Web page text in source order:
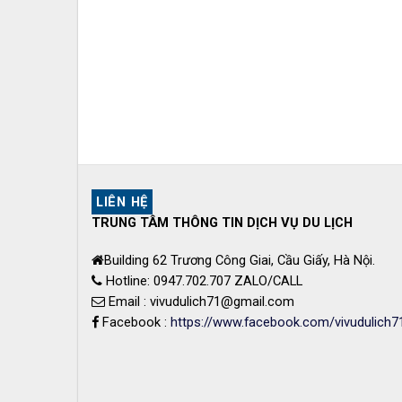
LIÊN HỆ
TRUNG TÂM THÔNG TIN DỊCH VỤ DU LỊCH
Building 62 Trương Công Giai, Cầu Giấy, Hà Nội.
Hotline: 0947.702.707 ZALO/CALL
Email : vivudulich71@gmail.com
Facebook : https://www.facebook.com/vivudulich71